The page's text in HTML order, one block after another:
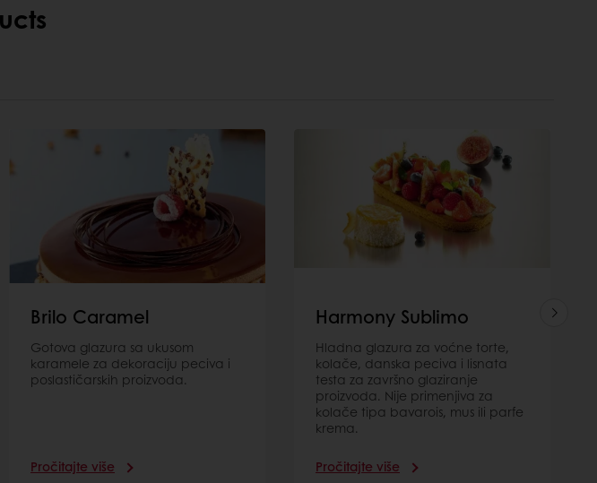
Brilo Caramel
Gotova glazura sa ukusom
karamele za dekoraciju peciva i
poslastičarskih proizvoda.
Pročitajte više
Harmony Sublimo
Hladna glazura za voćne torte,
kolače, danska peciva i lisnata
testa za završno glaziranje
proizvoda. Nije primenjiva za
kolače tipa bavarois, mus ili parfe
krema.
Pročitajte više